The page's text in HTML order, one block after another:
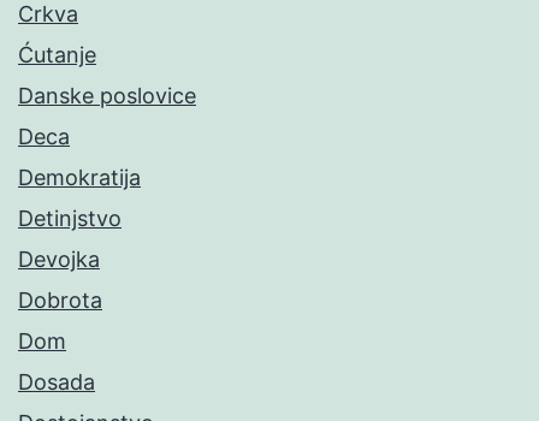
Crkva
Ćutanje
Danske poslovice
Deca
Demokratija
Detinjstvo
Devojka
Dobrota
Dom
Dosada